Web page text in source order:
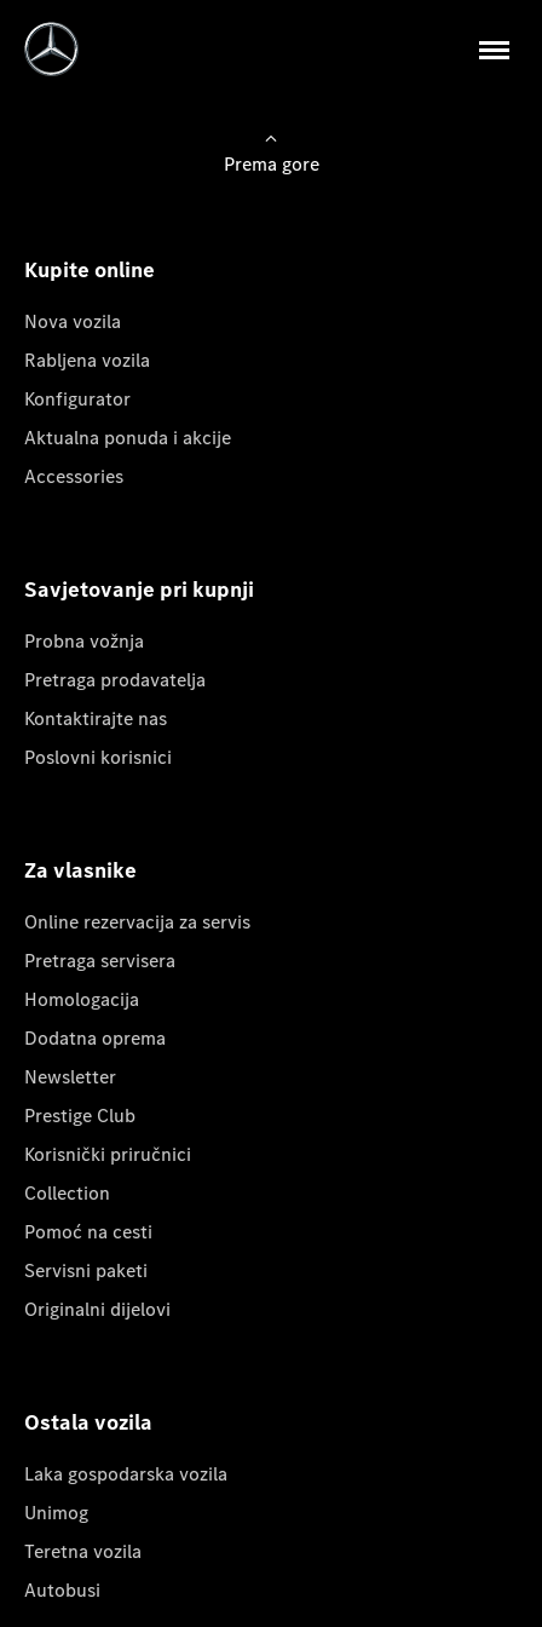
Prema gore
Kupite online
Nova vozila
Rabljena vozila
Konfigurator
Aktualna ponuda i akcije
Accessories
Savjetovanje pri kupnji
Probna vožnja
Pretraga prodavatelja
Kontaktirajte nas
Poslovni korisnici
Za vlasnike
Online rezervacija za servis
Pretraga servisera
Homologacija
Dodatna oprema
Newsletter
Prestige Club
Korisnički priručnici
Collection
Pomoć na cesti
Servisni paketi
Originalni dijelovi
Ostala vozila
Laka gospodarska vozila
Unimog
Teretna vozila
Autobusi